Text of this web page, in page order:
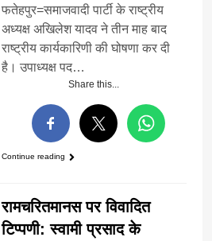
फतेहपुर=समाजवादी पार्टी के राष्ट्रीय
अध्यक्ष अखिलेश यादव ने तीन माह बाद
राष्ट्रीय कार्यकारिणी की घोषणा कर दी
है। उपाध्यक्ष पद…
Share this...
Continue reading
रामचरितमानस पर विवादित
टिप्पणी: स्वामी प्रसाद के